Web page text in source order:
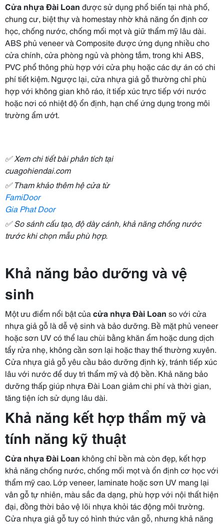
Cửa nhựa Đài Loan được sử dụng phổ biến tại nhà phố,
chung cư, biệt thự và homestay nhờ khả năng ổn định cơ
học, chống nước, chống mối mọt và giữ thẩm mỹ lâu dài.
ABS phủ veneer và Composite được ứng dụng nhiều cho
cửa chính, cửa phòng ngủ và phòng tắm, trong khi ABS,
PVC phổ thông phù hợp với cửa phụ hoặc các dự án có chi
phí tiết kiệm. Ngược lại, cửa nhựa giả gỗ thường chỉ phù
hợp với không gian khô ráo, ít tiếp xúc trực tiếp với nước
hoặc nơi có nhiệt độ ổn định, hạn chế ứng dụng trong môi
trường ẩm ướt.
✅ Xem chi tiết bài phân tích tại
cuagohiendai.com
✅ Tham khảo thêm hệ cửa từ
FamiDoor
Gia Phat Door
✅ So sánh cấu tạo, độ dày cánh, khả năng chống nước
trước khi chọn mẫu phù hợp.
Khả năng bảo dưỡng và vệ
sinh
Một ưu điểm nổi bật của cửa nhựa Đài Loan so với cửa
nhựa giả gỗ là dễ vệ sinh và bảo dưỡng. Bề mặt phủ veneer
hoặc sơn UV có thể lau chùi bằng khăn ẩm hoặc dung dịch
tẩy rửa nhẹ, không cần sơn lại hoặc thay thế thường xuyên.
Cửa nhựa giả gỗ yêu cầu bảo dưỡng định kỳ, tránh tiếp xúc
lâu với nước để duy trì thẩm mỹ và độ bền. Khả năng bảo
dưỡng thấp giúp nhựa Đài Loan giảm chi phí và thời gian,
tăng tiện ích sử dụng lâu dài.
Khả năng kết hợp thẩm mỹ và
tính năng kỹ thuật
Cửa nhựa Đài Loan không chỉ bền mà còn đẹp, kết hợp
khả năng chống nước, chống mối mọt và ổn định cơ học với
thẩm mỹ cao. Lớp veneer, laminate hoặc sơn UV mang lại
vân gỗ tự nhiên, màu sắc đa dạng, phù hợp với nội thất hiện
đại, đồng thời bảo vệ lõi nhựa khỏi tác động môi trường.
Cửa nhựa giả gỗ tuy có hình thức vân gỗ, nhưng khả năng